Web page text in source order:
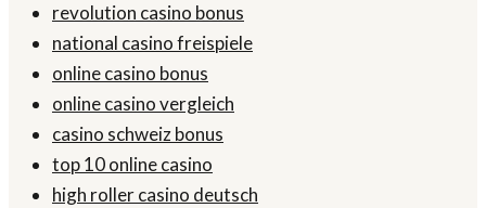
revolution casino bonus
national casino freispiele
online casino bonus
online casino vergleich
casino schweiz bonus
top 10 online casino
high roller casino deutsch